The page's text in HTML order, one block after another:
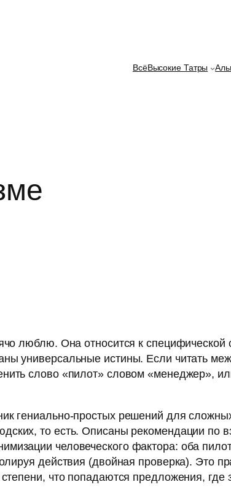
ВсёВысокие Татры
люблю. Она относится к
универсальные истины. Если читать
слово «пилот» словом «менеджер»,
гениально-простых решений для
то есть. Описаны рекомендации по
человеческого фактора: оба
действия (двойная проверка). Это
что попадаются предложения,